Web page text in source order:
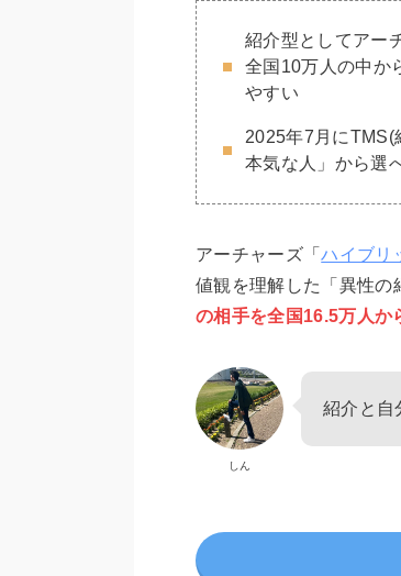
紹介型としてアー
全国10万人の中か
やすい
2025年7月にTMS(
本気な人」から選
アーチャーズ「ハイブリ
値観を理解した「異性の
の相手を全国16.5万人か
しん
紹介と自